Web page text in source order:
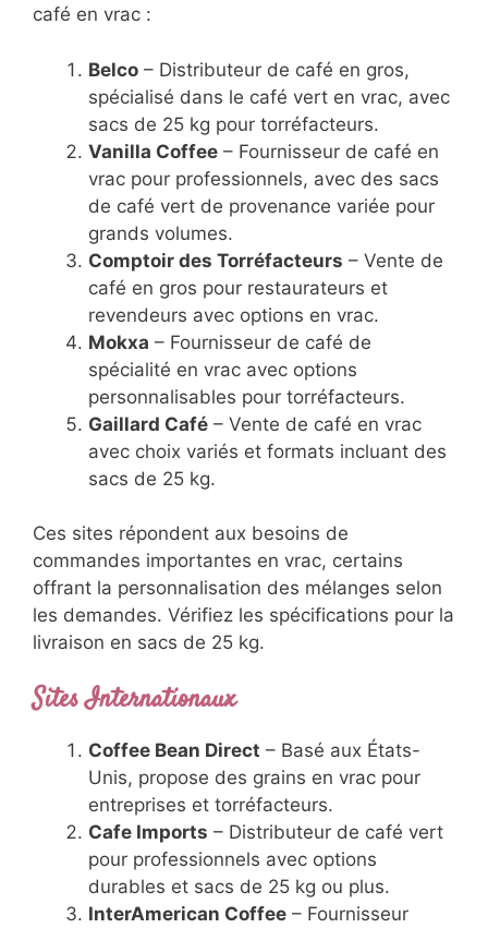
café en vrac :
Belco – Distributeur de café en gros,
spécialisé dans le café vert en vrac, avec
sacs de 25 kg pour torréfacteurs.
Vanilla Coffee – Fournisseur de café en
vrac pour professionnels, avec des sacs
de café vert de provenance variée pour
grands volumes.
Comptoir des Torréfacteurs – Vente de
café en gros pour restaurateurs et
revendeurs avec options en vrac.
Mokxa – Fournisseur de café de
spécialité en vrac avec options
personnalisables pour torréfacteurs.
Gaillard Café – Vente de café en vrac
avec choix variés et formats incluant des
sacs de 25 kg.
Ces sites répondent aux besoins de
commandes importantes en vrac, certains
offrant la personnalisation des mélanges selon
les demandes. Vérifiez les spécifications pour la
livraison en sacs de 25 kg.
Sites Internationaux
Coffee Bean Direct – Basé aux États-
Unis, propose des grains en vrac pour
entreprises et torréfacteurs.
Cafe Imports – Distributeur de café vert
pour professionnels avec options
durables et sacs de 25 kg ou plus.
InterAmerican Coffee – Fournisseur